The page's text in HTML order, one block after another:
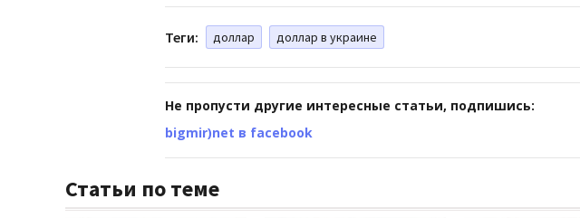
Теги: доллар доллар в украине
Не пропусти другие интересные статьи, подпишись:
bigmir)net в facebook
Статьи по теме